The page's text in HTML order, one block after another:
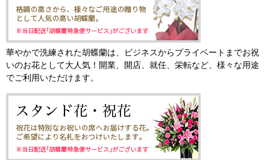
華やかで洗練された胡蝶蘭は、ビジネスからプライベートまでお祝
いのお花として大人気！開業、開店、就任、栄転など、様々な用途
でご利用いただけます。